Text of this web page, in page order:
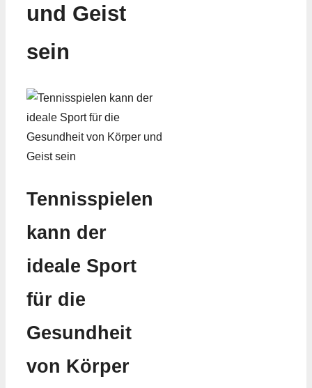
und Geist
sein
Tennisspielen
kann der
ideale Sport
für die
Gesundheit
von Körper